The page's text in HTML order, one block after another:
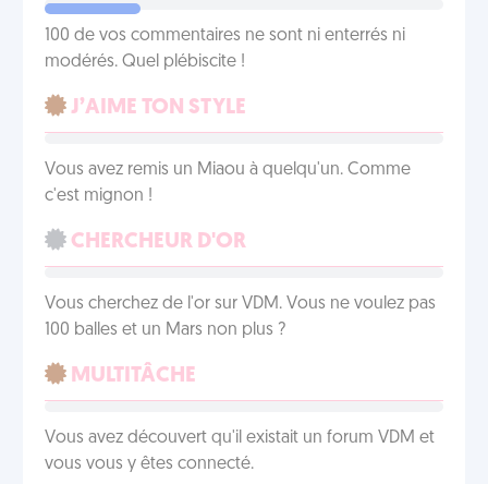
100 de vos commentaires ne sont ni enterrés ni
modérés. Quel plébiscite !
J’AIME TON STYLE
Vous avez remis un Miaou à quelqu'un. Comme
c'est mignon !
CHERCHEUR D'OR
Vous cherchez de l'or sur VDM. Vous ne voulez pas
100 balles et un Mars non plus ?
MULTITÂCHE
Vous avez découvert qu'il existait un forum VDM et
vous vous y êtes connecté.